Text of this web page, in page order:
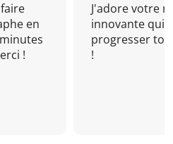
en
!
J'adore votre
innovante qui
progresser
!